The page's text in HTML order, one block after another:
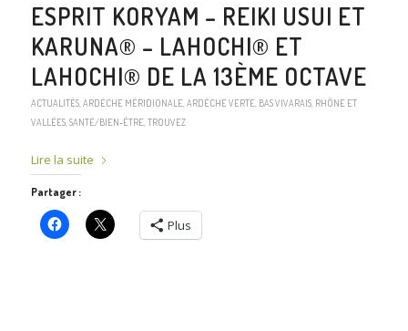
ESPRIT KORYAM – REIKI USUI ET
KARUNA® – LAHOCHI® ET
LAHOCHI® DE LA 13ÈME OCTAVE
ACTUALITÉS, ARDÈCHE MÉRIDIONALE, ARDÈCHE VERTE, BAS VIVARAIS, RHÔNE ET
VALLÉES, SANTÉ/BIEN-ÊTRE, TROUVEZ
Lire la suite
Partager :
Plus